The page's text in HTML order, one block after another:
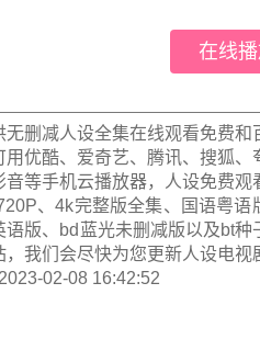
在线
无删减人设全集在线观看免费和
优酷、爱奇艺、腾讯、搜狐、
音等手机云播放器，人设免费观
、4k完整版全集、国语粤语
语版、bd蓝光未删减版以及bt种
，我们会尽快为您更新人设电视
02-08 16:42:52